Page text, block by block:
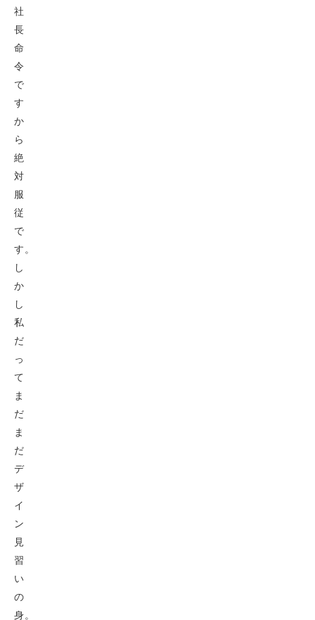
社
長
命
令
で
す
か
ら
絶
対
服
従
で
す。
し
か
し
私
だ
っ
て
ま
だ
ま
だ
デ
ザ
イ
ン
見
習
い
の
身。